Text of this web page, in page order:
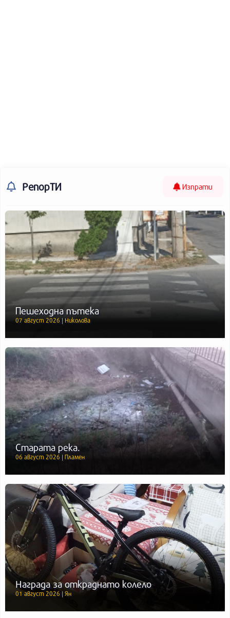
РепорТИ Изпрати
Пешеходна пътека
07 август 2026 | Николова
Старата река.
06 август 2026 | Пламен
Награда за откраднато колело
01 август 2026 | Ян